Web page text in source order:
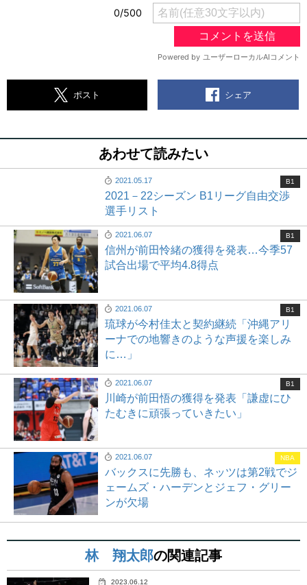
ポスト シェア
あわせて読みたい
2021.05.17
2021－22シーズン B1リーグ自由交渉
選手リスト
B1
2021.06.07
信州が前田怜緒の獲得を発表…今季57
試合出場で平均4.8得点
B1
2021.06.07
琉球が今村佳太と契約継続「沖縄アリ
ーナでの地響きのような声援を楽しみ
に…」
B1
2021.06.07
川崎が前田悟の獲得を発表「謙虚にひ
たむきに頑張っていきたい」
B1
2021.06.07
バックスに先勝も、ネッツは第2戦でジ
ェームズ・ハーデンとジェフ・グリー
ンが欠場
NBA
林 翔太郎の関連記事
2023.06.12